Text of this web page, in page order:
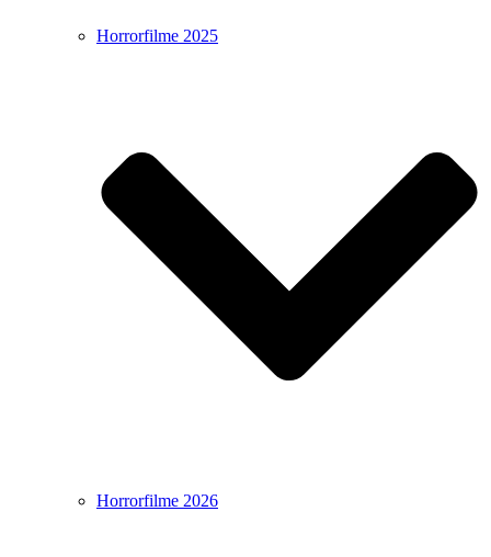
Horrorfilme 2025
Horrorfilme 2026